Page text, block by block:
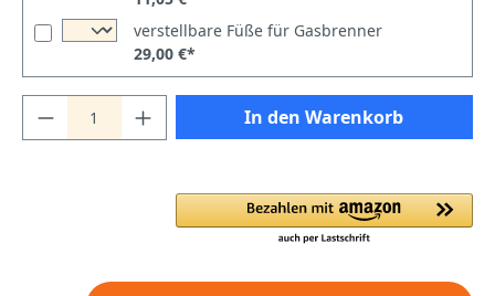
verstellbare Füße für Gasbrenner
29,00 €*
In den Warenkorb